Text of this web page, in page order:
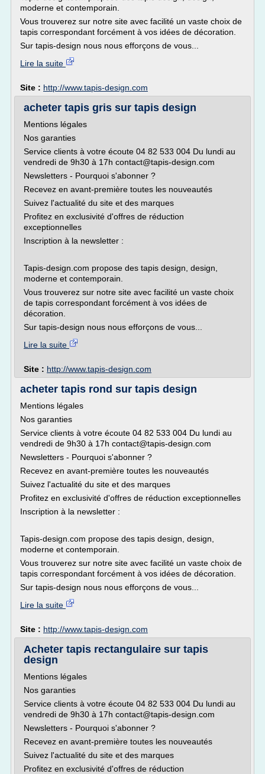
moderne et contemporain.
Vous trouverez sur notre site avec facilité un vaste choix de
tapis correspondant forcément à vos idées de décoration.
Sur tapis-design nous nous efforçons de vous...
Lire la suite
Site : http://www.tapis-design.com
acheter tapis gris sur tapis design
Mentions légales
Nos garanties
Service clients à votre écoute 04 82 533 004 Du lundi au
vendredi de 9h30 à 17h contact@tapis-design.com
Newsletters - Pourquoi s'abonner ?
Recevez en avant-première toutes les nouveautés
Suivez l'actualité du site et des marques
Profitez en exclusivité d'offres de réduction
exceptionnelles
Inscription à la newsletter :
Tapis-design.com propose des tapis design, design,
moderne et contemporain.
Vous trouverez sur notre site avec facilité un vaste choix
de tapis correspondant forcément à vos idées de
décoration.
Sur tapis-design nous nous efforçons de vous...
Lire la suite
Site : http://www.tapis-design.com
acheter tapis rond sur tapis design
Mentions légales
Nos garanties
Service clients à votre écoute 04 82 533 004 Du lundi au
vendredi de 9h30 à 17h contact@tapis-design.com
Newsletters - Pourquoi s'abonner ?
Recevez en avant-première toutes les nouveautés
Suivez l'actualité du site et des marques
Profitez en exclusivité d'offres de réduction exceptionnelles
Inscription à la newsletter :
Tapis-design.com propose des tapis design, design,
moderne et contemporain.
Vous trouverez sur notre site avec facilité un vaste choix de
tapis correspondant forcément à vos idées de décoration.
Sur tapis-design nous nous efforçons de vous...
Lire la suite
Site : http://www.tapis-design.com
Acheter tapis rectangulaire sur tapis
design
Mentions légales
Nos garanties
Service clients à votre écoute 04 82 533 004 Du lundi au
vendredi de 9h30 à 17h contact@tapis-design.com
Newsletters - Pourquoi s'abonner ?
Recevez en avant-première toutes les nouveautés
Suivez l'actualité du site et des marques
Profitez en exclusivité d'offres de réduction